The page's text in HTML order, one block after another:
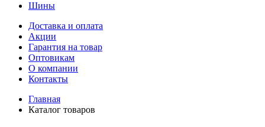
Шины
Доставка и оплата
Акции
Гарантия на товар
Оптовикам
О компании
Контакты
Главная
Каталог товаров